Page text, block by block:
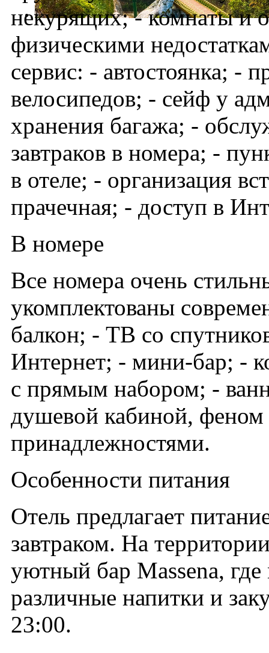
некурящих; - комнаты и
физическими
сервис: - автостоянка; -
велосипедов; - сейф у
хранения багажа; -
завтраков в номера; -
в отеле; - организация
прачечная; - доступ в
В номере
Все номера очень
укомплектованы
балкон; - ТВ со
Интернет; - мини-бар; -
с прямым набором; -
душевой кабиной,
принадлежностями.
Особенности питания
Отель предлагает
завтраком. На
уютный бар Massena,
различные напитки и
23:00.